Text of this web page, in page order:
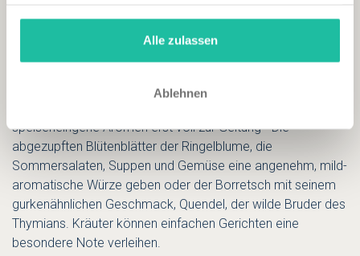
gesammelt haben.
Alle zulassen
Ablehnen
unsere verwöhnten Gaumen langweilig. Denn erst durch die
speiseneingene Aromen erst voll zur Geltung - Die
abgezupften Blütenblätter der Ringelblume, die
Sommersalaten, Suppen und Gemüse eine angenehm, mild-
aromatische Würze geben oder der Borretsch mit seinem
gurkenähnlichen Geschmack, Quendel, der wilde Bruder des
Thymians. Kräuter können einfachen Gerichten eine
besondere Note verleihen.